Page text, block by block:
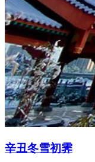
辛丑冬雪初霁